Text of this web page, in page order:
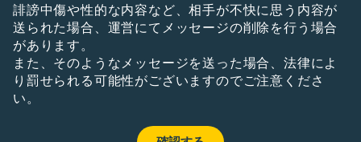
誹謗中傷や性的な内容など、相手が不快に思う内容が
送られた場合、運営にてメッセージの削除を行う場合
があります。
また、そのようなメッセージを送った場合、法律によ
り罰せられる可能性がございますのでご注意くださ
い。